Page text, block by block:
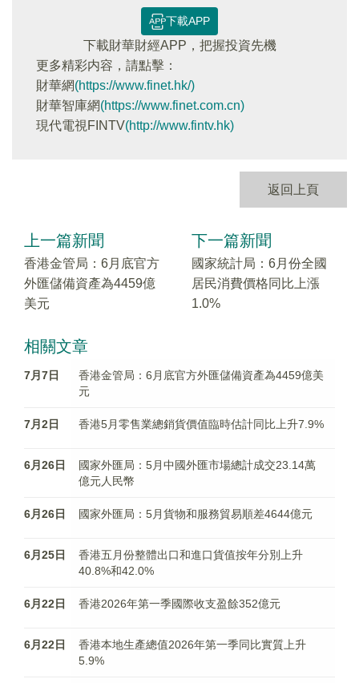
下載APP
下載財華財經APP，把握投資先機
更多精彩内容，請點擊：
財華網(https://www.finet.hk/)
財華智庫網(https://www.finet.com.cn)
現代電視FINTV(http://www.fintv.hk)
返回上頁
上一篇新聞
香港金管局：6月底官方
外匯儲備資產為4459億
美元
下一篇新聞
國家統計局：6月份全國
居民消費價格同比上漲
1.0%
相關文章
7月7日
香港金管局：6月底官方外匯儲備資產為4459億美
元
7月2日 香港5月零售業總銷貨價值臨時估計同比上升7.9%
6月26日
國家外匯局：5月中國外匯市場總計成交23.14萬
億元人民幣
6月26日 國家外匯局：5月貨物和服務貿易順差4644億元
6月25日
香港五月份整體出口和進口貨值按年分別上升
40.8%和42.0%
6月22日 ​香港2026年第一季國際收支盈餘352億元
6月22日
香港本地生產總值2026年第一季同比實質上升
5.9%